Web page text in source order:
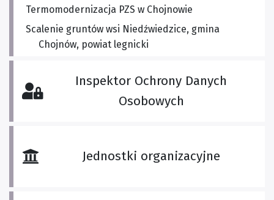
Termomodernizacja PZS w Chojnowie
Scalenie gruntów wsi Niedźwiedzice, gmina
Chojnów, powiat legnicki
Inspektor Ochrony Danych
Osobowych
Jednostki organizacyjne